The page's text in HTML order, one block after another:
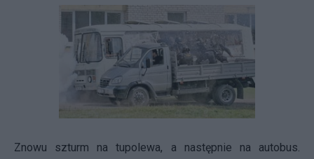
Znowu szturm na tupolewa, a następnie na autobus.